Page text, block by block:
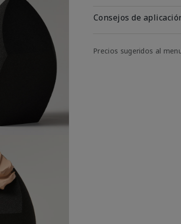
Consejos de
Precios sugeridos al